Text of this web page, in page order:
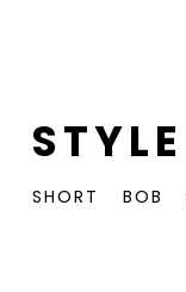
STYLE
SHORT BOB